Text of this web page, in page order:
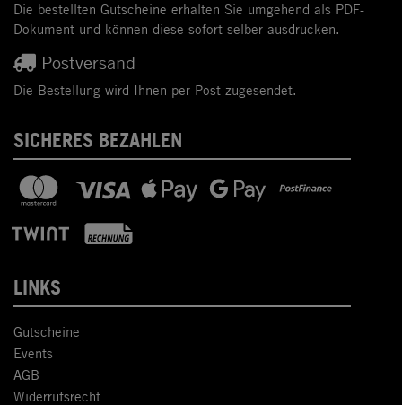
Die bestellten Gutscheine erhalten Sie umgehend als PDF-
Dokument und können diese sofort selber ausdrucken.
Postversand
Die Bestellung wird Ihnen per Post zugesendet.
SICHERES BEZAHLEN
LINKS
Gutscheine
Events
AGB
Widerrufsrecht